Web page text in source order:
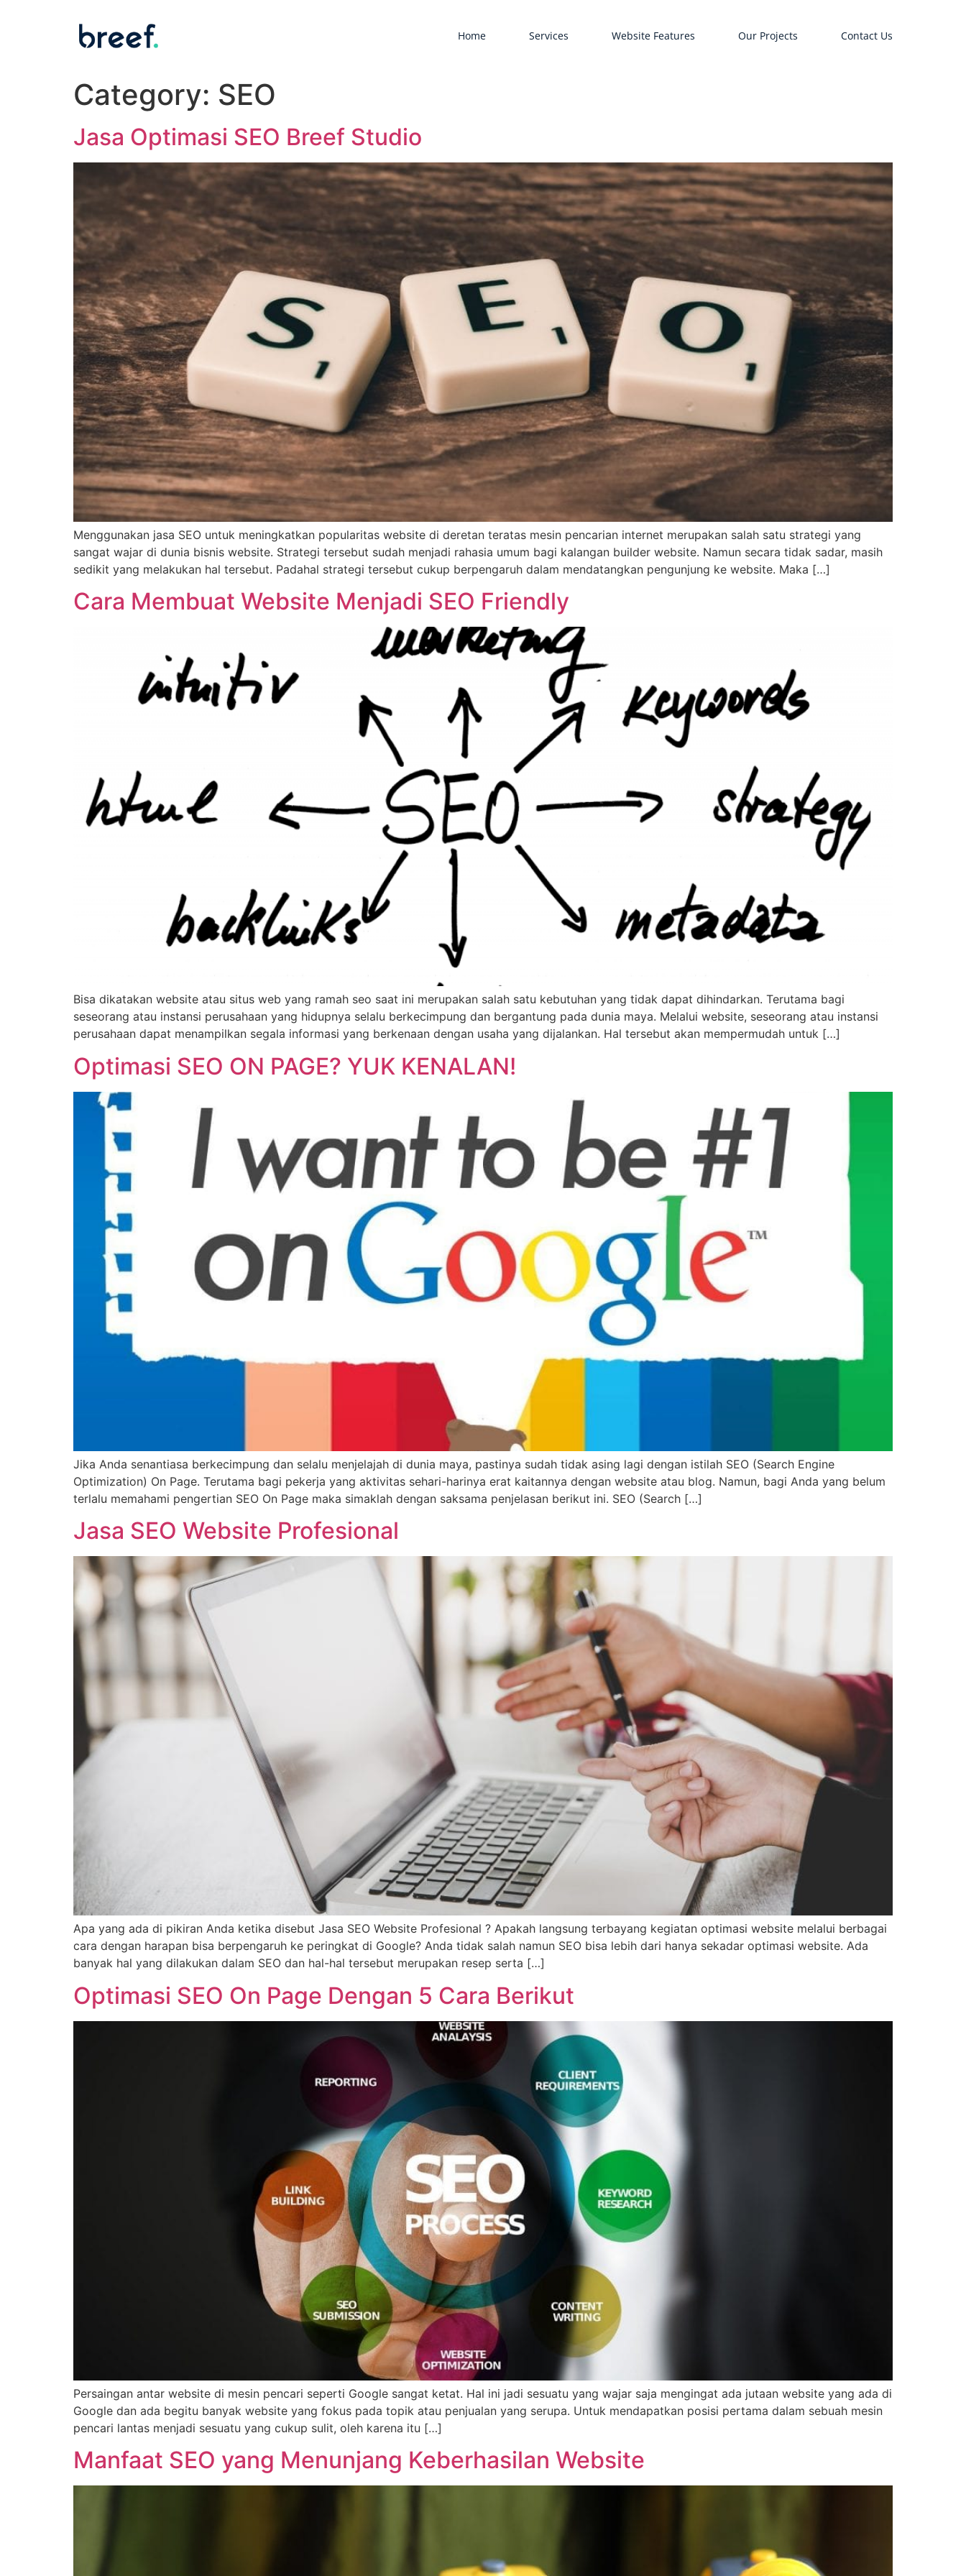
Home Services Website Features Our Projects Contact Us
Category: SEO
Jasa Optimasi SEO Breef Studio
Menggunakan jasa SEO untuk meningkatkan popularitas website di deretan teratas mesin pencarian internet merupakan salah satu strategi yang
sangat wajar di dunia bisnis website. Strategi tersebut sudah menjadi rahasia umum bagi kalangan builder website. Namun secara tidak sadar, masih
sedikit yang melakukan hal tersebut. Padahal strategi tersebut cukup berpengaruh dalam mendatangkan pengunjung ke website. Maka […]
Cara Membuat Website Menjadi SEO Friendly
Bisa dikatakan website atau situs web yang ramah seo saat ini merupakan salah satu kebutuhan yang tidak dapat dihindarkan. Terutama bagi
seseorang atau instansi perusahaan yang hidupnya selalu berkecimpung dan bergantung pada dunia maya. Melalui website, seseorang atau instansi
perusahaan dapat menampilkan segala informasi yang berkenaan dengan usaha yang dijalankan. Hal tersebut akan mempermudah untuk […]
Optimasi SEO ON PAGE? YUK KENALAN!
Jika Anda senantiasa berkecimpung dan selalu menjelajah di dunia maya, pastinya sudah tidak asing lagi dengan istilah SEO (Search Engine
Optimization) On Page. Terutama bagi pekerja yang aktivitas sehari-harinya erat kaitannya dengan website atau blog. Namun, bagi Anda yang belum
terlalu memahami pengertian SEO On Page maka simaklah dengan saksama penjelasan berikut ini. SEO (Search […]
Jasa SEO Website Profesional
Apa yang ada di pikiran Anda ketika disebut Jasa SEO Website Profesional ? Apakah langsung terbayang kegiatan optimasi website melalui berbagai
cara dengan harapan bisa berpengaruh ke peringkat di Google? Anda tidak salah namun SEO bisa lebih dari hanya sekadar optimasi website. Ada
banyak hal yang dilakukan dalam SEO dan hal-hal tersebut merupakan resep serta […]
Optimasi SEO On Page Dengan 5 Cara Berikut
Persaingan antar website di mesin pencari seperti Google sangat ketat. Hal ini jadi sesuatu yang wajar saja mengingat ada jutaan website yang ada di
Google dan ada begitu banyak website yang fokus pada topik atau penjualan yang serupa. Untuk mendapatkan posisi pertama dalam sebuah mesin
pencari lantas menjadi sesuatu yang cukup sulit, oleh karena itu […]
Manfaat SEO yang Menunjang Keberhasilan Website